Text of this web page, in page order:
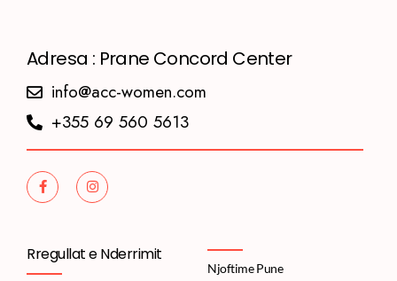
Adresa : Prane Concord Center
info@acc-women.com
+355 69 560 5613
Rregullat e Nderrimit
Njoftime Pune